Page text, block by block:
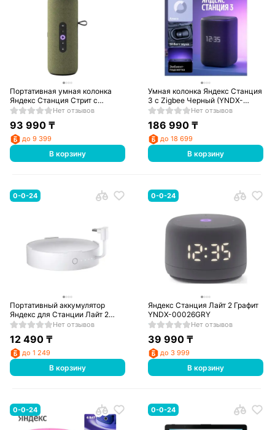
Портативная умная колонка
Яндекс Станция Стрит с
Алисой Зеленая (YNDX-
Нет отзывов
93 990₸
до 9 399
В корзину
Умная колонка Яндекс Станция
3 с Zigbee Черный (YNDX-
00060BLK) Нет отзывов
186 990 ₸
до 18 699
В корзину
0-0-24
Портативный аккумулятор
Яндекс для Станции Лайт 2
YNDX-00651Нет отзывов
12 490₸
до 1 249
В корзину
0-0-24
Яндекс Станция Лайт 2 Графит
YNDX-00026GRY
Нет отзывов
39 990 ₸
до 3 999
В корзину
0-0-24 0-0-24